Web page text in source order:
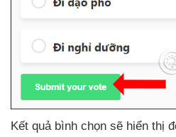
Kết quả bình chọn sẽ hiển thị